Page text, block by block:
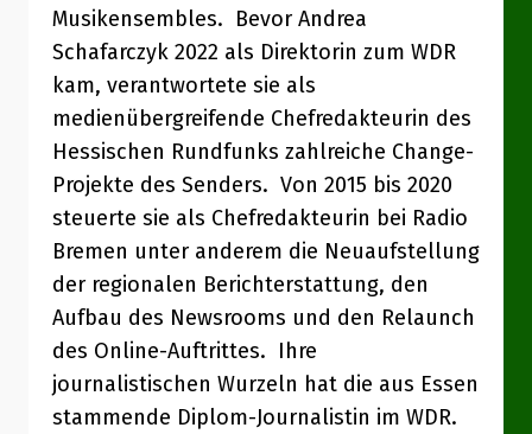
Musikensembles. Bevor Andrea
Schafarczyk 2022 als Direktorin zum WDR
kam, verantwortete sie als
medienübergreifende Chefredakteurin des
Hessischen Rundfunks zahlreiche Change-
Projekte des Senders. Von 2015 bis 2020
steuerte sie als Chefredakteurin bei Radio
Bremen unter anderem die Neuaufstellung
der regionalen Berichterstattung, den
Aufbau des Newsrooms und den Relaunch
des Online-Auftrittes. Ihre
journalistischen Wurzeln hat die aus Essen
stammende Diplom-Journalistin im WDR.